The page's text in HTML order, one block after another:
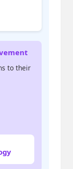
to their